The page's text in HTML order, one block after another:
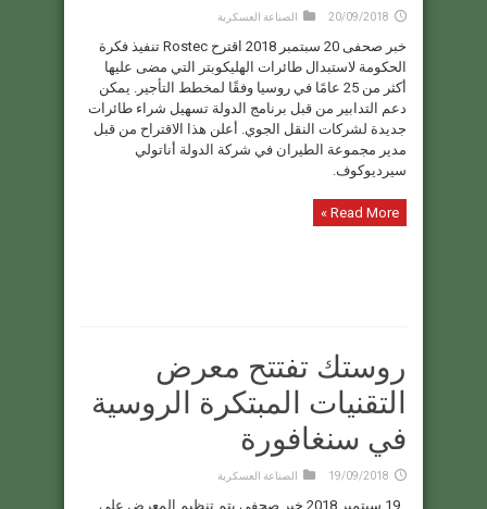
20/09/2018 الصناعة العسكرية
خبر صحفى 20 سبتمبر 2018 اقترح Rostec تنفيذ فكرة
الحكومة لاستبدال طائرات الهليكوبتر التي مضى عليها
أكثر من 25 عامًا في روسيا وفقًا لمخطط التأجير. يمكن
دعم التدابير من قبل برنامج الدولة تسهيل شراء طائرات
جديدة لشركات النقل الجوي. أعلن هذا الاقتراح من قبل
مدير مجموعة الطيران في شركة الدولة أناتولي
سيرديوكوف.
Read More »
روستك تفتتح معرض
التقنيات المبتكرة الروسية
في سنغافورة
19/09/2018 الصناعة العسكرية
19 سبتمبر 2018 خبر صحفى يتم تنظيم المعرض على